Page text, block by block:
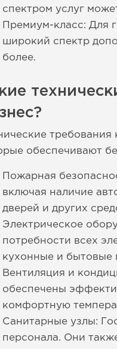
спектром услуг
Премиум-класс: Для
широкий спектр
более.
обеспечивают
Пожарная
включая наличие
дверей и других
Электрическое
потребности всех
кухонные и бытовые
Вентиляция и
обеспечены
комфортную
Санитарные узлы:
персонала. Они